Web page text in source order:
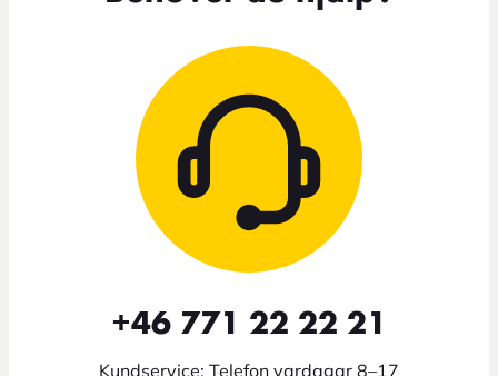
+46 771 22 22 21
Kundservice: Telefon vardagar 8–17